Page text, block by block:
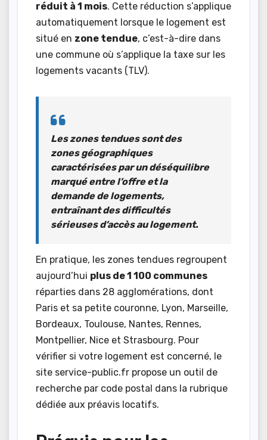
réduit à 1 mois. Cette réduction s’applique
automatiquement lorsque le logement est
situé en zone tendue, c’est-à-dire dans
une commune où s’applique la taxe sur les
logements vacants (TLV).
Les zones tendues sont des
zones géographiques
caractérisées par un déséquilibre
marqué entre l’offre et la
demande de logements,
entraînant des difficultés
sérieuses d’accès au logement.
En pratique, les zones tendues regroupent
aujourd’hui plus de 1 100 communes
réparties dans 28 agglomérations, dont
Paris et sa petite couronne, Lyon, Marseille,
Bordeaux, Toulouse, Nantes, Rennes,
Montpellier, Nice et Strasbourg. Pour
vérifier si votre logement est concerné, le
site service-public.fr propose un outil de
recherche par code postal dans la rubrique
dédiée aux préavis locatifs.